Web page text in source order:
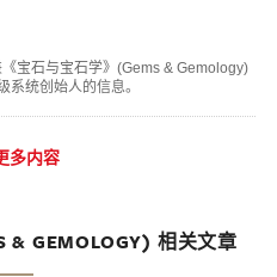
宝石与宝石学》(Gems & Gemology)
系统创始人的信息。
多内容
& GEMOLOGY) 相关文章